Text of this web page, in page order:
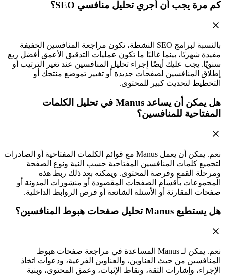
كم مرة يجب أن أُجري تحليل منافسي SEO؟
بالنسبة لبرامج SEO النشطة، تكون مراجعة المنافسين الخفيفة
مفيدة شهريًا، بينما غالبًا ما تكون عمليات التدقيق الأعمق أفضل ربع
سنويًا. يجب عليك أيضًا إجراء تحليل المنافسين عند تغير الترتيب أو
إطلاق المنافسين لصفحات جديدة أو تغيير تموضع منتجك أو
التخطيط لتحديث كبير للمحتوى.
هل يمكن أن يساعد Manus في تحليل الكلمات
المفتاحية للمنافسين؟
نعم. يمكن أن يعمل Manus مع قوائم الكلمات المفتاحية أو الصادرات
لتجميع كلمات المنافسين المفتاحية حسب النية ونوع الصفحة
ومرحلة القمع وفرصة المحتوى. ويمكنه بعد ذلك ربط هذه
المجموعات بأقسام الصفحات المقصودة أو منشورات المدونة أو
صفحات المقارنة أو الأسئلة الشائعة أو فرص الروابط الداخلية.
هل يستطيع Manus تحليل صفحات هبوط المنافسين؟
نعم. يمكن لـ Manus المساعدة في مراجعة صفحات هبوط
المنافسين من حيث العناوين، والعناوين الفرعية، ودعوات اتخاذ
الإجراء، وإشارات الثقة، ونقاط الإثبات، وعمق المحتوى، وبنية